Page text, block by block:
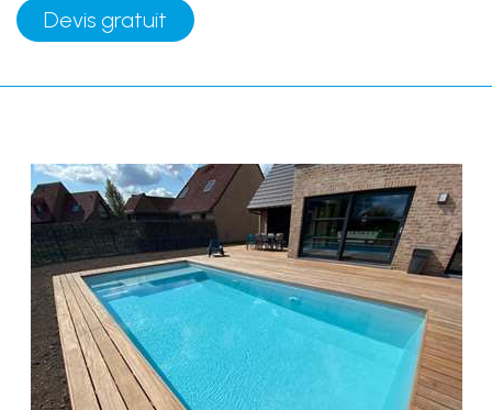
Devis gratuit